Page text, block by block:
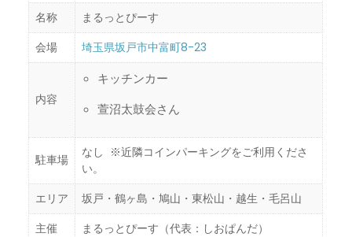
名称
まるっとぴーす
会場
埼玉県坂戸市中富町8-23
内容
キッチンカー
萱沼太鼓会さん
駐車場
なし ※近隣コインパーキングをご利用くださ
い。
エリア
坂戸・鶴ヶ島・鳩山・東松山・越生・毛呂山
主催
まるっとぴーす（代表：しおぱんだ）